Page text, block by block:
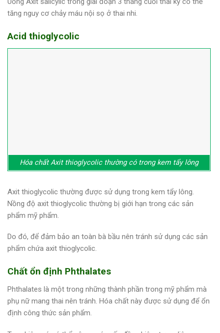
tăng nguy cơ chảy máu nội sọ ở thai nhi.
Acid thioglycolic
Hóa chất Axit thioglycolic thường có trong kem tẩy lông
Axit thioglycolic thường được sử dụng trong kem tẩy lông.
Nồng độ axit thioglycolic thường bị giới hạn trong các sản
phẩm mỹ phẩm.
Do đó, để đảm bảo an toàn bà bầu nên tránh sử dụng các sản
phẩm chứa axit thioglycolic.
Chất ổn định Phthalates
Phthalates là một trong những thành phần trong mỹ phẩm mà
phụ nữ mang thai nên tránh. Hóa chất này được sử dụng để ổn
định công thức sản phẩm.